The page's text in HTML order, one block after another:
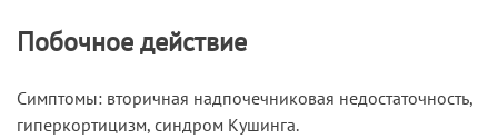
Побочное действие
Симптомы: вторичная надпочечниковая недостаточность,
гиперкортицизм, синдром Кушинга.